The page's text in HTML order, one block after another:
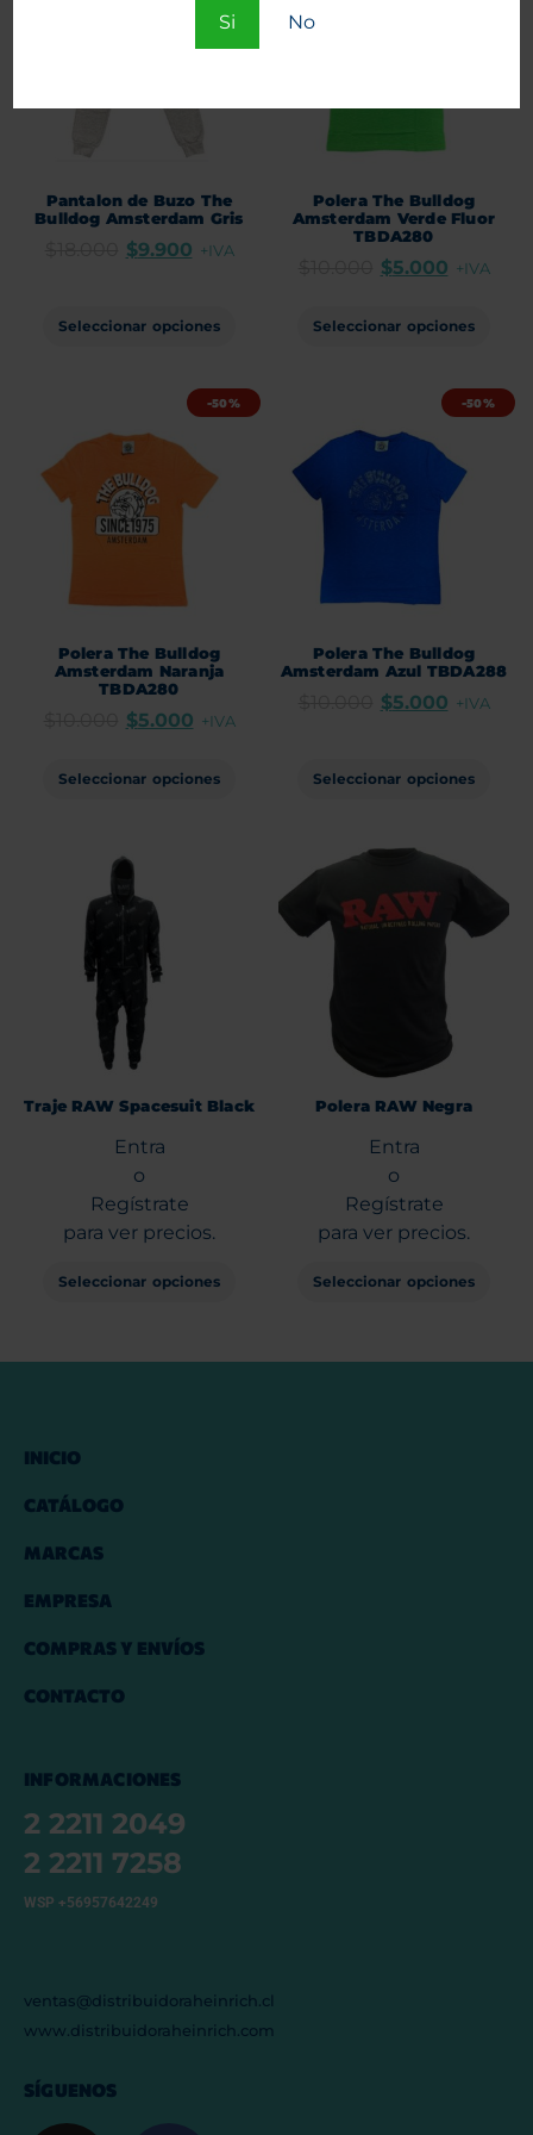
Si No
Pantalon de Buzo The
Bulldog Amsterdam Gris
$9.900 +IVA
Seleccionar opciones
Polera The Bulldog
Amsterdam Verde Fluor
TBDA280
$5.000 +IVA
Seleccionar opciones
-50%
Polera The Bulldog
Amsterdam Naranja
TBDA280
$5.000 +IVA
Seleccionar opciones
-50%
Polera The Bulldog
Amsterdam Azul TBDA288
$5.000 +IVA
Seleccionar opciones
Traje RAW Spacesuit Black
Entra
o
Regístrate
para ver precios.
Seleccionar opciones
Polera RAW Negra
Entra
o
Regístrate
para ver precios.
Seleccionar opciones
INICIO
CATÁLOGO
MARCAS
EMPRESA
COMPRAS Y ENVÍOS
CONTACTO
INFORMACIONES
2 2211 2049
2 2211 7258
WSP +56957642249
ventas@distribuidoraheinrich.cl
www.distribuidoraheinrich.com
SÍGUENOS